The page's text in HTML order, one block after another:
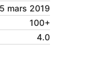
5 mars 2019
100+
4.0